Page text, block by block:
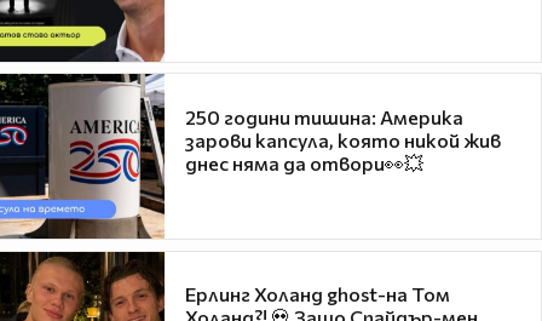
250 години тишина: Америка
зарови капсула, която никой жив
днес няма да отвори👀💥
Ерлинг Холанд ghost-на Том